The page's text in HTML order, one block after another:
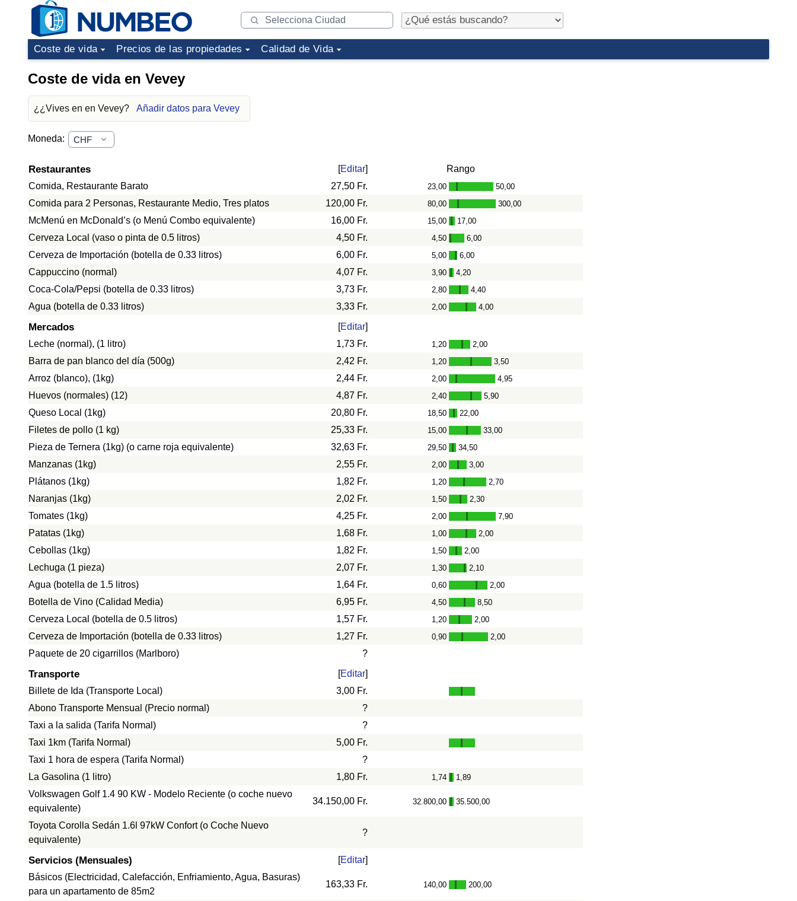
Coste de vida Precios de las propiedades Calidad de Vida
Coste de vida en Vevey
¿¿Vives en en Vevey? Añadir datos para Vevey
Moneda:
Restaurantes [Editar]
Rango
Comida, Restaurante Barato
27,50 Fr. 23,00 - 50,00
Comida para 2 Personas, Restaurante Medio, Tres platos 120,00 Fr. 80,00 - 300,00
McMenú en McDonald’s (o Menú Combo equivalente) 16,00 Fr. 15,00 - 17,00
Cerveza Local (vaso o pinta de 0.5 litros) 4,50 Fr. 4,50 - 6,00
Cerveza de Importación (botella de 0.33 litros) 6,00 Fr. 5,00 - 6,00
Cappuccino (normal) 4,07 Fr. 3,90 - 4,20
Coca-Cola/Pepsi (botella de 0.33 litros) 3,73 Fr. 2,80 - 4,40
Agua (botella de 0.33 litros) 3,33 Fr. 2,00 - 4,00
Mercados [Editar]
Leche (normal), (1 litro)
1,73 Fr. 1,20 - 2,00
Barra de pan blanco del día (500g) 2,42 Fr. 1,20 - 3,50
Arroz (blanco), (1kg) 2,44 Fr. 2,00 - 4,95
Huevos (normales) (12) 4,87 Fr. 2,40 - 5,90
Queso Local (1kg) 20,80 Fr. 18,50 - 22,00
Filetes de pollo (1 kg) 25,33 Fr. 15,00 - 33,00
Pieza de Ternera (1kg) (o carne roja equivalente) 32,63 Fr. 29,50 - 34,50
Manzanas (1kg) 2,55 Fr. 2,00 - 3,00
Plátanos (1kg) 1,82 Fr. 1,20 - 2,70
Naranjas (1kg) 2,02 Fr. 1,50 - 2,30
Tomates (1kg) 4,25 Fr. 2,00 - 7,90
Patatas (1kg) 1,68 Fr. 1,00 - 2,00
Cebollas (1kg) 1,82 Fr. 1,50 - 2,00
Lechuga (1 pieza) 2,07 Fr. 1,30 - 2,10
Agua (botella de 1.5 litros) 1,64 Fr. 0,60 - 2,00
Botella de Vino (Calidad Media) 6,95 Fr. 4,50 - 8,50
Cerveza Local (botella de 0.5 litros) 1,57 Fr. 1,20 - 2,00
Cerveza de Importación (botella de 0.33 litros) 1,27 Fr. 0,90 - 2,00
Paquete de 20 cigarrillos (Marlboro) ?
Transporte [Editar]
Billete de Ida (Transporte Local)
3,00 Fr.
Abono Transporte Mensual (Precio normal)
?
Taxi a la salida (Tarifa Normal)
?
Taxi 1km (Tarifa Normal)
5,00 Fr.
Taxi 1 hora de espera (Tarifa Normal)
?
La Gasolina (1 litro)
1,80 Fr. 1,74 - 1,89
Volkswagen Golf 1.4 90 KW - Modelo Reciente (o coche nuevo
equivalente)
34.150,00 Fr. 32.800,00 - 35.500,00
Toyota Corolla Sedán 1.6l 97kW Confort (o Coche Nuevo
equivalente)
?
Servicios (Mensuales) [Editar]
Básicos (Electricidad, Calefacción, Enfriamiento, Agua, Basuras)
para un apartamento de 85m2
163,33 Fr. 140,00 - 200,00